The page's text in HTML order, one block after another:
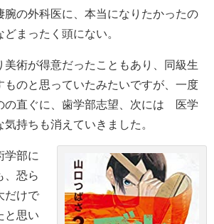
腕の外科医に、本当になりたかったの
まったく頭にない。
術が得意だったこともあり、同級生
ものと思っていたみたいですが、一度
の直ぐに、歯学部志望、次には 医学
持ちも消えていきました。
部に
、恐ら
だけで
と思い